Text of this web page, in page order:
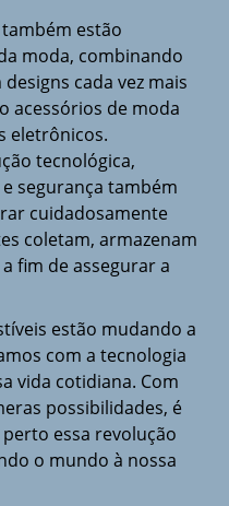
estão
moda, combinando
cada vez mais
acessórios de moda
eletrônicos.
tecnológica,
segurança também
cuidadosamente
coletam, armazenam
fim de assegurar a
estão mudando a
com a tecnologia
vida cotidiana. Com
possibilidades, é
essa revolução
o mundo à nossa